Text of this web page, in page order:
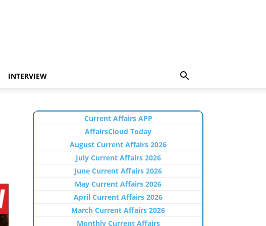
INTERVIEW
Current Affairs APP
AffairsCloud Today
August Current Affairs 2026
July Current Affairs 2026
June Current Affairs 2026
May Current Affairs 2026
April Current Affairs 2026
March Current Affairs 2026
Monthly Current Affairs